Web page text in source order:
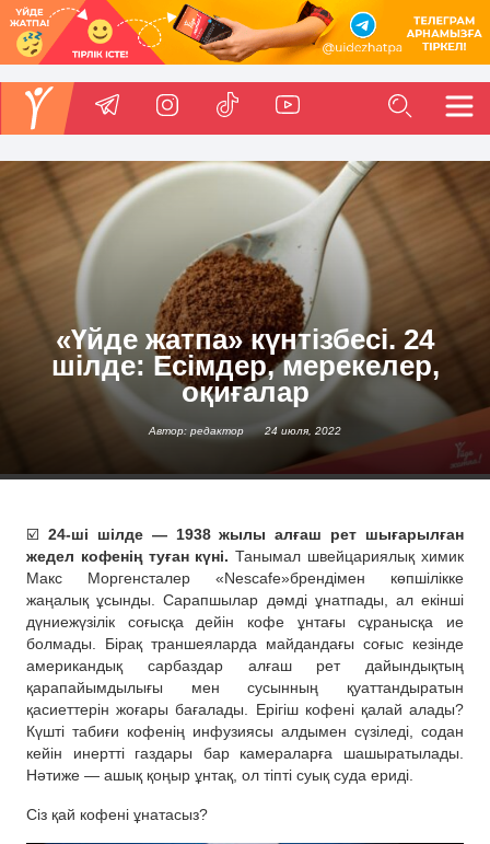
«Үйде жатпа» күнтізбесі. 24
шілде: Есімдер, мерекелер,
оқиғалар
Автор: редактор 24 июля, 2022
☑️ 24-ші шілде — 1938 жылы алғаш рет шығарылған
жедел кофенің туған күні. Танымал швейцариялық химик
Макс Моргенсталер «Nescafe»брендімен көпшілікке
жаңалық ұсынды. Сарапшылар дәмді ұнатпады, ал екінші
дүниежүзілік соғысқа дейін кофе ұнтағы сұранысқа ие
болмады. Бірақ траншеяларда майдандағы соғыс кезінде
американдық сарбаздар алғаш рет дайындықтың
қарапайымдылығы мен сусынның қуаттандыратын
қасиеттерін жоғары бағалады. Ерігіш кофені қалай алады?
Күшті табиғи кофенің инфузиясы алдымен сүзіледі, содан
кейін инертті газдары бар камераларға шашыратылады.
Нәтиже — ашық қоңыр ұнтақ, ол тіпті суық суда ериді.
Сіз қай кофені ұнатасыз?